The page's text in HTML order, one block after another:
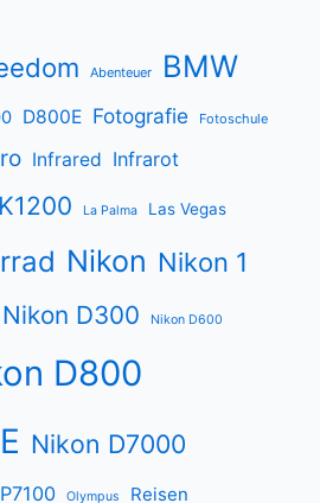
Abenteuer BMW
D800E Fotografie Fotoschule
Infrared Infrarot
K1200 La Palma Las Vegas
Nikon Nikon 1
Nikon D300 Nikon D600
D800
Nikon D7000
Olympus Reisen